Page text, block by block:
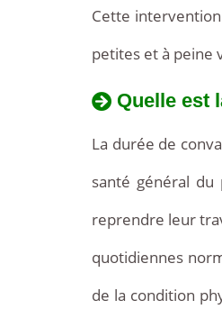
Cette
petites et à peine
Quelle est
La durée de
santé général
reprendre leur
quotidiennes
de la condition